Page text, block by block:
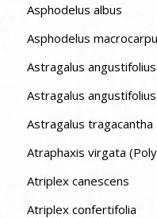
Asphodelus albus
Asphodelus
Astragalus angustifolius
Astragalus
Astragalus tragacantha
Atraphaxis virgata
Atriplex canescens
Atriplex confertifolia